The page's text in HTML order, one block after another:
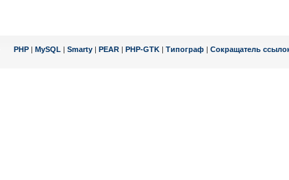
PHP| MySQL | Smarty| PEAR| PHP-GTK| Типограф| Сокращатель